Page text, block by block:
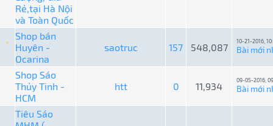
Rẻ,tại Hà Nội
và Toàn Quốc
Shop bán
Huyên -
Ocarina
saotruc 157 548,087
10-21-2016,
Bài mới
Shop Sáo
Thủy Tinh -
HCM
htt 0 11,934
09-05-2016,
Bài mới
Tiêu Sáo